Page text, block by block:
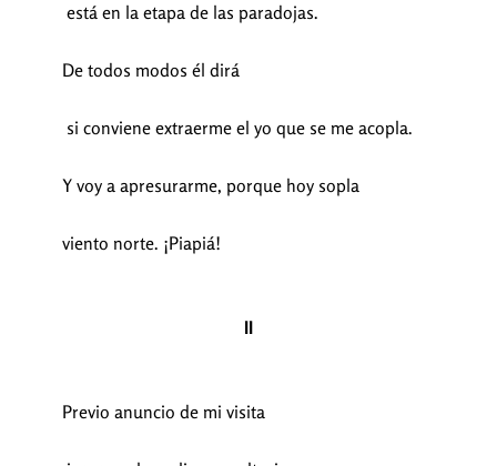
está en la etapa de las paradojas.
De todos modos él dirá
si conviene extraerme el yo que se me acopla.
Y voy a apresurarme, porque hoy sopla
viento norte. ¡Piapiá!
II
Previo anuncio de mi visita